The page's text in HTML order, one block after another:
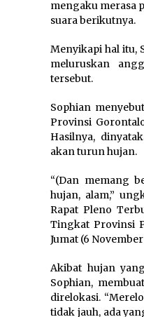
mengaku merasa
suara berikutnya.
Menyikapi hal itu,
meluruskan
tersebut.
Sophian
Provinsi
Hasilnya,
akan turun hujan.
“(Dan memang
hujan, alam,”
Rapat Pleno
Tingkat Provinsi
Jumat (6
Akibat hujan
Sophian,
direlokasi.
tidak jauh, ada